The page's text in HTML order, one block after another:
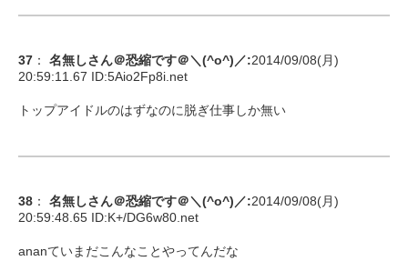
37 ： 名無しさん＠恐縮です＠＼(^o^)／:2014/09/08(月)
20:59:11.67 ID:5Aio2Fp8i.net
トップアイドルのはずなのに脱ぎ仕事しか無い
38 ： 名無しさん＠恐縮です＠＼(^o^)／:2014/09/08(月)
20:59:48.65 ID:K+/DG6w80.net
ananていまだこんなことやってんだな